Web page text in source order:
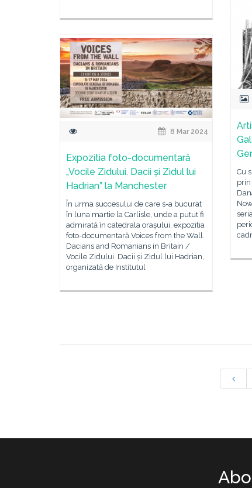
Cu
prin
8 Mar 2024
Expozitia foto-documentară
„Vocile Zidului. Dacii și Zidul lui
Hadrian” la Manchester
În urma succesului de care s-a bucurat
în luna martie la Carlisle, unde a putut fi
admirată în catedrala orașului, expozitia
foto-documentară Voices from the Wall.
Dacians and Romanians in Britain /
Vocile Zidului. Dacii și Zidul lui Hadrian,
organizată de Institutul